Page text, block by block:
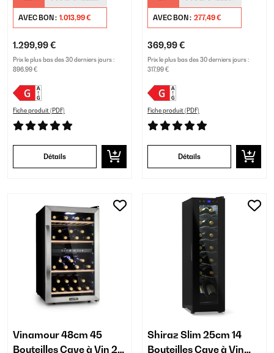
AVEC BON : 1.013,99 €
1.299,99 €
Prix le plus bas des 30 derniers jours :
896,99 €
Fiche produit (PDF)
Détails
AVEC BON : 277,49 €
369,99 €
Prix le plus bas des 30 derniers jours :
317,99 €
Fiche produit (PDF)
Détails
Vinamour 48cm 45
Bouteilles Cave à Vin 2
Shiraz Slim 25cm 14
Bouteilles Cave à Vin